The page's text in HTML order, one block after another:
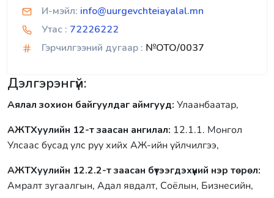
И-мэйл: info@uurgevchteiayalal.mn
Утас : 72226222
Гэрчилгээний дугаар : №OTO/0037
Дэлгэрэнгүй:
Аялал зохион байгуулдаг аймгууд: Улаанбаатар,
АЖТХуулийн 12-т заасан ангилал: 12.1.1. Монгол
Улсаас бусад улс руу хийх АЖ-ийн үйлчилгээ,
АЖТХуулийн 12.2.2-т заасан бүтээгдэхүүний нэр төрөл:
Амралт зугаалгын, Адал явдалт, Соёлын, Бизнесийн,